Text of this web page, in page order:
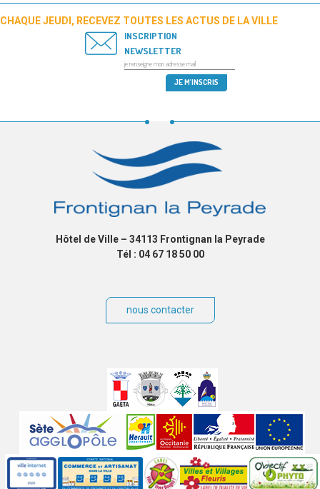
CHAQUE JEUDI, RECEVEZ TOUTES LES ACTUS DE LA VILLE
INSCRIPTION
NEWSLETTER
Hôtel de Ville – 34113 Frontignan la Peyrade
Tél : 04 67 18 50 00
nous contacter
partenaires
Labels